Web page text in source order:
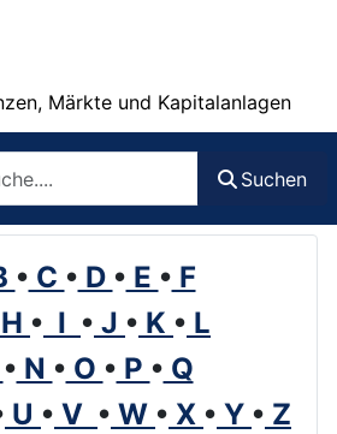
Märkte und Kapitalanlagen
Suchen
• C • D • E • F
H • I • J • K • L
• N • O • P • Q
U • V • W • X • Y • Z